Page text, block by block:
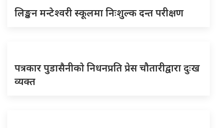
लिङ्कन मन्टेश्वरी स्कूलमा निःशुल्क दन्त परीक्षण
पत्रकार पुडासैनीकाे निधनप्रति प्रेस चौतारीद्वारा दुःख
व्यक्त